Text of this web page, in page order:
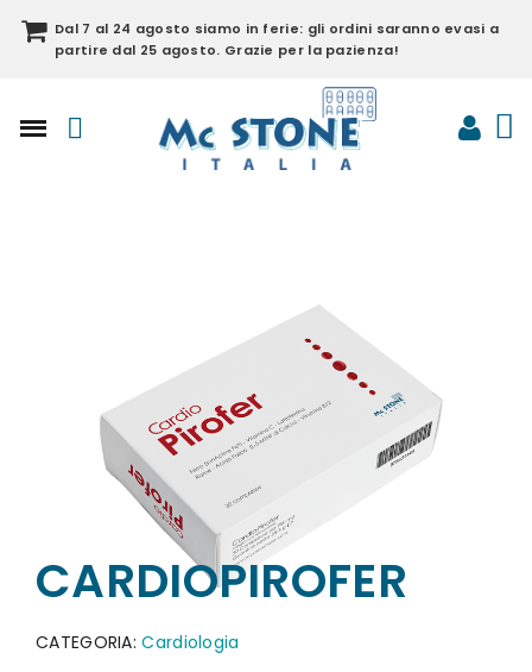
Dal 7 al 24 agosto siamo in ferie: gli ordini saranno evasi a
partire dal 25 agosto. Grazie per la pazienza!​
CARDIOPIROFER
CATEGORIA Cardiologia